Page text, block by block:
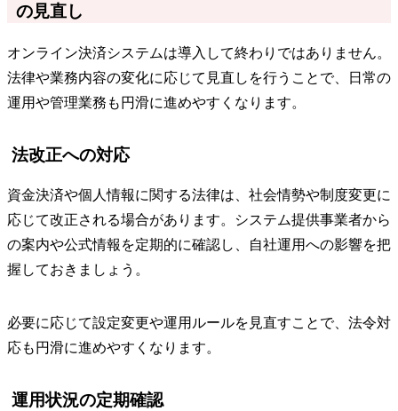
の見直し
オンライン決済システムは導入して終わりではありません。
法律や業務内容の変化に応じて見直しを行うことで、日常の
運用や管理業務も円滑に進めやすくなります。
法改正への対応
資金決済や個人情報に関する法律は、社会情勢や制度変更に
応じて改正される場合があります。システム提供事業者から
の案内や公式情報を定期的に確認し、自社運用への影響を把
握しておきましょう。
必要に応じて設定変更や運用ルールを見直すことで、法令対
応も円滑に進めやすくなります。
運用状況の定期確認